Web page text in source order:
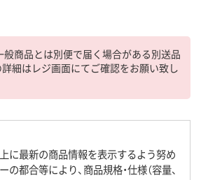
般商品とは別便で届く場合がある別送品
細はレジ画面にてご確認をお願い致し
に最新の商品情報を表示するよう努め
都合等により、商品規格・仕様（容量、